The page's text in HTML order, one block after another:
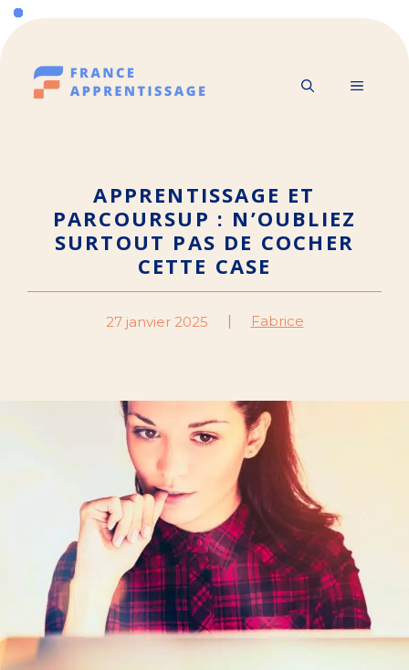
Aller
au
contenu
MENU
APPRENTISSAGE ET
PARCOURSUP : N’OUBLIEZ
SURTOUT PAS DE COCHER
CETTE CASE
27 janvier 2025 Fabrice